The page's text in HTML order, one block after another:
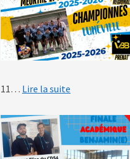
11… Lire la suite